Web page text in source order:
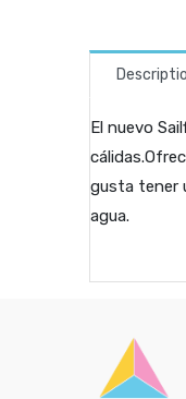
El nuevo
gusta tener
agua.